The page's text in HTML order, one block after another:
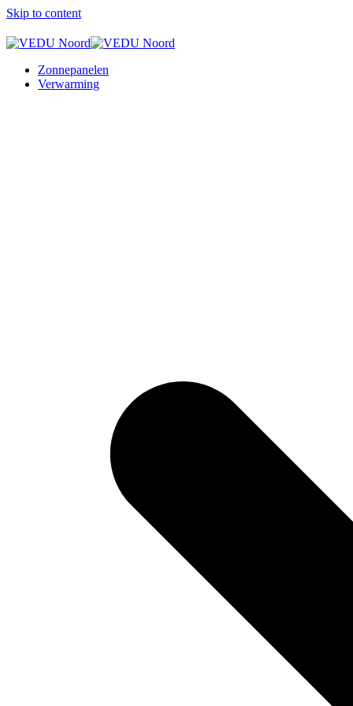
Skip to content
Zonnepanelen
Verwarming